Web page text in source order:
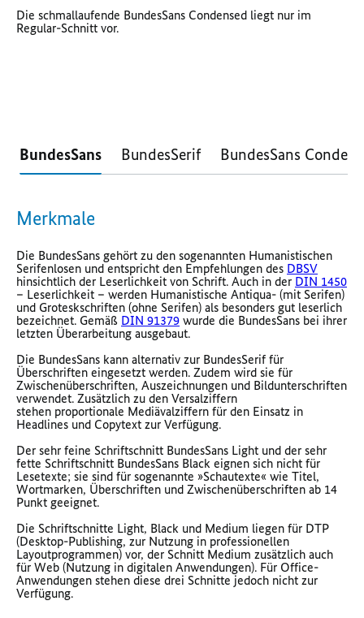
Die schmallaufende BundesSans Condensed liegt nur im
Regular-Schnitt vor.
BundesSans BundesSerif BundesSans
Merkmale
Die BundesSans gehört zu den sogenannten Humanistischen
Serifenlosen und entspricht den Empfehlungen des DBSV
hinsichtlich der Leserlichkeit von Schrift. Auch in der DIN 1450
– Leserlichkeit – werden Humanistische Antiqua- (mit Serifen)
und Groteskschriften (ohne Serifen) als besonders gut leserlich
bezeichnet. Gemäß DIN 91379 wurde die BundesSans bei ihrer
letzten Überarbeitung ausgebaut.
Die BundesSans kann alternativ zur BundesSerif für
Überschriften eingesetzt werden. Zudem wird sie für
Zwischenüberschriften, Auszeichnungen und Bildunterschriften
verwendet. Zusätzlich zu den Versalziffern
stehen proportionale Mediävalziffern für den Einsatz in
Headlines und Copytext zur Verfügung.
Der sehr feine Schriftschnitt BundesSans Light und der sehr
fette Schriftschnitt BundesSans Black eignen sich nicht für
Lesetexte; sie sind für sogenannte »Schautexte« wie Titel,
Wortmarken, Überschriften und Zwischenüberschriften ab 14
Punkt geeignet.
Die Schriftschnitte Light, Black und Medium liegen für DTP
(Desktop-Publishing, zur Nutzung in professionellen
Layoutprogrammen) vor, der Schnitt Medium zusätzlich auch
für Web (Nutzung in digitalen Anwendungen). Für Office-
Anwendungen stehen diese drei Schnitte jedoch nicht zur
Verfügung.